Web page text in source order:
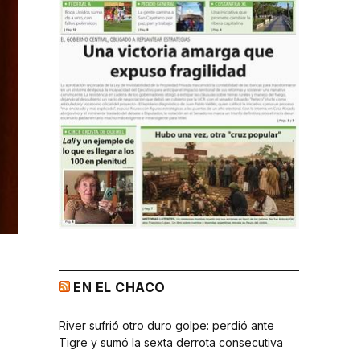
EN EL CHACO
River sufrió otro duro golpe: perdió ante
Tigre y sumó la sexta derrota consecutiva